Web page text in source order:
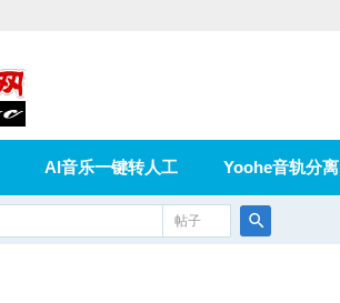
AI音乐一键转人工 Yoohe音轨分离
在线论坛
帖子